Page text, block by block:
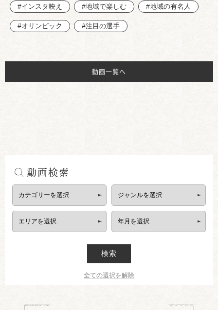
#インスタ映え #地域で楽しむ #地域の有名人
#オリンピック #注目の選手
動画一覧へ
動画検索
検索
全ての選択を解除